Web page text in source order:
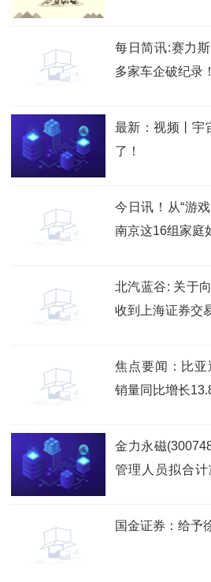
每日简讯:赛力
多家车企破纪录！
最新：视频丨宇
了！
今日讯！从“游
南京这16组家庭
北汽蓝谷: 关于
收到上海证券交
焦点要闻：比
销量同比增长
金力永磁
管理人员拟合
国金证券：给予